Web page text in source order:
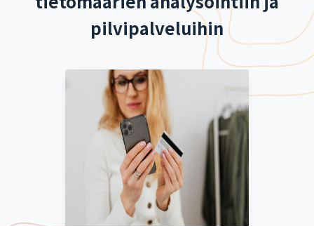
pilvipalveluihin